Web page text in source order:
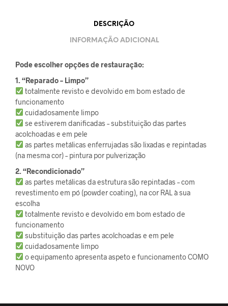
DESCRIÇÃO
INFORMAÇÃO ADICIONAL
Pode escolher opções de restauração:
1. “Reparado – Limpo”
totalmente revisto e devolvido em bom estado de
funcionamento
cuidadosamente limpo
se estiverem danificadas – substituição das partes
acolchoadas e em pele
as partes metálicas enferrujadas são lixadas e repintadas
(na mesma cor) – pintura por pulverização
2. “Recondicionado”
as partes metálicas da estrutura são repintadas – com
revestimento em pó (powder coating), na cor RAL à sua
escolha
totalmente revisto e devolvido em bom estado de
funcionamento
substituição das partes acolchoadas e em pele
cuidadosamente limpo
o equipamento apresenta aspeto e funcionamento COMO
NOVO